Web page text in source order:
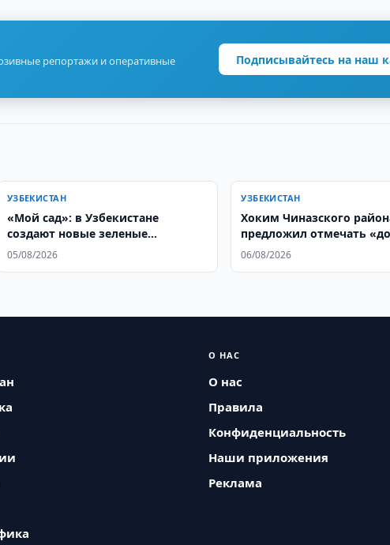
репортажи и оперативные
Подписывайтесь на наш
УЗБЕКИСТАН
«Мой сад»: в Узбекистане
создают новые зеленые
общественные пространства по
05/08/2026
УЗБЕКИСТАН
Хоким Чиназского
предложил отмечать
позора»
06/08/2026
О НАС
О нас
Правила
Конфиденциальность
Наши приложения
Реклама